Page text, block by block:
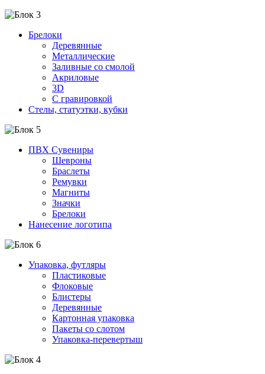
Брелоки
Деревянные
Металлические
Заливные со смолой
Акриловые
3D
C гравировкой
Стелы, статуэтки, кубки
ПВХ Сувениры
Шевроны
Браслеты
Ремувки
Магниты
Значки
Брелоки
Нанесение логотипа
Упаковка, футляры
Пластиковые
Флоковые
Блистеры
Деревянные
Картонная упаковка
Пакеты со слотом
Упаковка-перевертыш